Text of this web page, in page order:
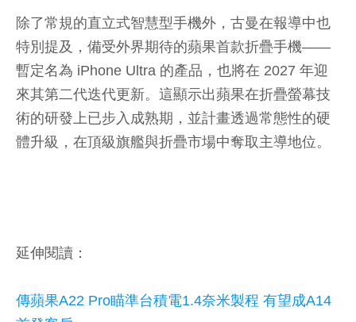
除了常規的直立式智慧型手機外，古曼在報導中也
特別提及，備受外界期待的蘋果首款折疊手機——
暫定名為 iPhone Ultra 的產品，也將在 2027 年迎
來其第二代迭代更新。這顯示出蘋果在折疊螢幕技
術的研發上已步入成熟期，並計畫透過常態性的硬
體升級，在頂級旗艦與折疊市場中奪取主導地位。
延伸閱讀：
傳蘋果A22 Pro瞄準台積電1.4奈米製程 有望成A14